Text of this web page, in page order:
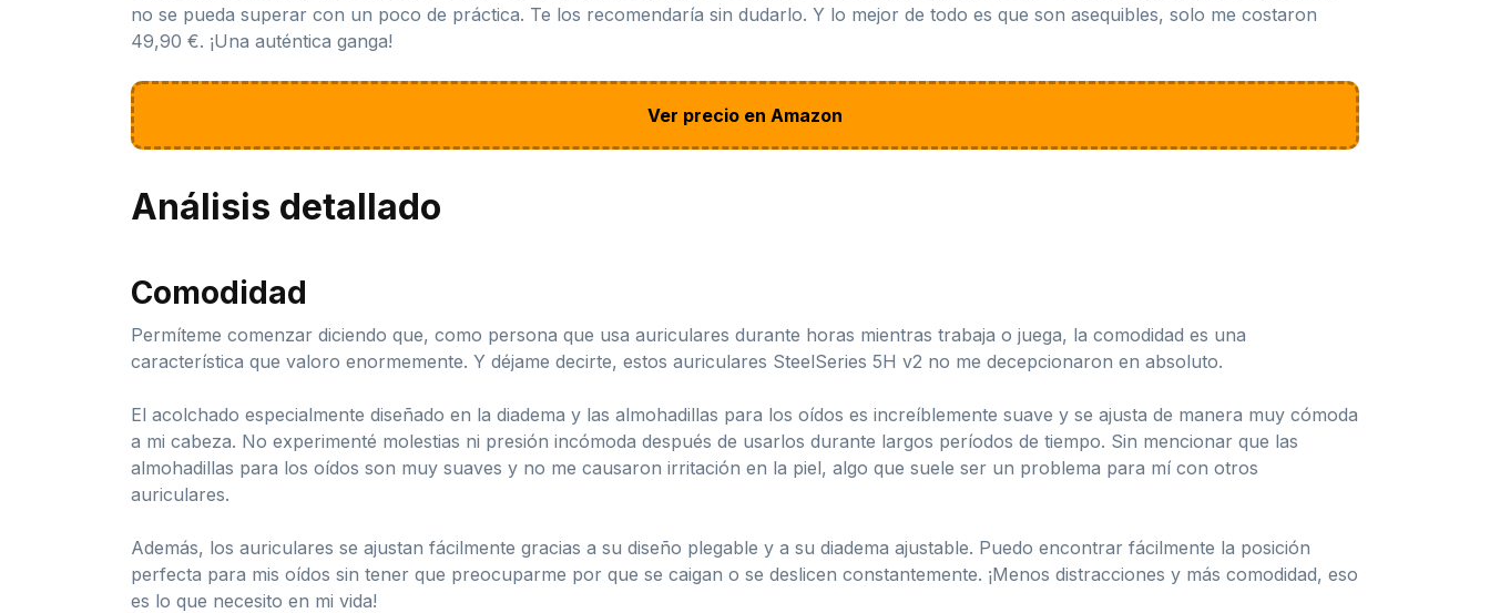
no se pueda superar con un poco de práctica. Te los recomendaría sin dudarlo. Y lo mejor de todo es que son asequibles, solo me costaron
49,90 €. ¡Una auténtica ganga!
Ver precio en Amazon
Análisis detallado
Comodidad
Permíteme comenzar diciendo que, como persona que usa auriculares durante horas mientras trabaja o juega, la comodidad es una
característica que valoro enormemente. Y déjame decirte, estos auriculares SteelSeries 5H v2 no me decepcionaron en absoluto.
El acolchado especialmente diseñado en la diadema y las almohadillas para los oídos es increíblemente suave y se ajusta de manera muy cómoda
a mi cabeza. No experimenté molestias ni presión incómoda después de usarlos durante largos períodos de tiempo. Sin mencionar que las
almohadillas para los oídos son muy suaves y no me causaron irritación en la piel, algo que suele ser un problema para mí con otros
auriculares.
Además, los auriculares se ajustan fácilmente gracias a su diseño plegable y a su diadema ajustable. Puedo encontrar fácilmente la posición
perfecta para mis oídos sin tener que preocuparme por que se caigan o se deslicen constantemente. ¡Menos distracciones y más comodidad, eso
es lo que necesito en mi vida!